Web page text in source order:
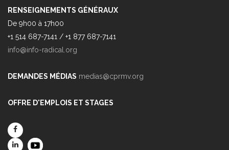
RENSEIGNEMENTS GÉNÉRAUX
De 9h00 à 17h00
+1 514 687-7141 / +1 877 687-7141
info@info-radical.org
DEMANDES MÉDIAS medias@cprmv.org
OFFRE D'EMPLOIS ET STAGES